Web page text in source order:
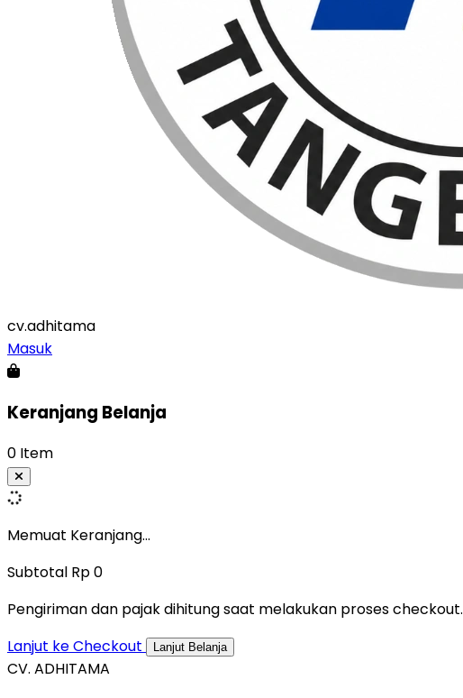
cv.adhitama
Masuk
Keranjang Belanja
0 Item
Memuat Keranjang...
Subtotal Rp 0
Pengiriman dan pajak dihitung saat melakukan proses checkout.
Lanjut ke Checkout
Lanjut Belanja
CV. ADHITAMA